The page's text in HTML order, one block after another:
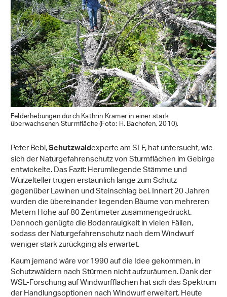
Felderhebungen durch Kathrin Kramer in einer stark
überwachsenen Sturmfläche (Foto: H. Bachofen, 2010).
Peter Bebi,Schutzwaldexperte am SLF, hat untersucht, wie
sich der Naturgefahrenschutz von Sturmflächen im Gebirge
entwickelte. Das Fazit: Herumliegende Stämme und
Wurzelteller trugen erstaunlich lange zum Schutz
gegenüber Lawinen und Steinschlag bei. Innert 20 Jahren
wurden die übereinander liegenden Bäume von mehreren
Metern Höhe auf 80 Zentimeter zusammengedrückt.
Dennoch genügte die Bodenrauigkeit in vielen Fällen,
sodass der Naturgefahrenschutz nach dem Windwurf
weniger stark zurückging als erwartet.
Kaum jemand wäre vor 1990 auf die Idee gekommen, in
Schutzwäldern nach Stürmen nicht aufzuräumen. Dank der
WSL-Forschung auf Windwurfflächen hat sich das Spektrum
der Handlungsoptionen nach Windwurf erweitert. Heute